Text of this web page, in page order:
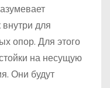
для
опор. Для этого
на несущую
Они будут